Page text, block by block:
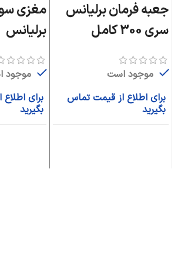
جعبه فرمان برلیانس
سری 300 کامل
موجود است
برای اطلاع از قیمت تماس
بگیرید
مغزی
برلیانس
موجود
برای
بگیرید